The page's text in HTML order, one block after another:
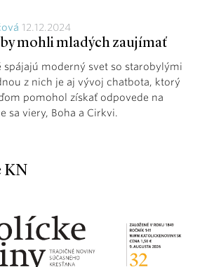
12.12.2024
mohli mladých zaujímať
spájajú moderný svet so starobylými
z nich je aj vývoj chatbota, ktorý
pomohol získať odpovede na
sa viery, Boha a Cirkvi.
KN